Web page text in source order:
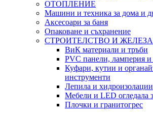
ОТОПЛЕНИЕ
Машини и техника за дома и
Аксесоари за баня
Опаковане и съхранение
СТРОИТЕЛСТВО И
ВиК материали и тръби
PVC панели, ламперия и
Куфари, кутии и
инструменти
Лепила и хидроизолации
Мебели и LED огледала
Плочки и гранитогрес